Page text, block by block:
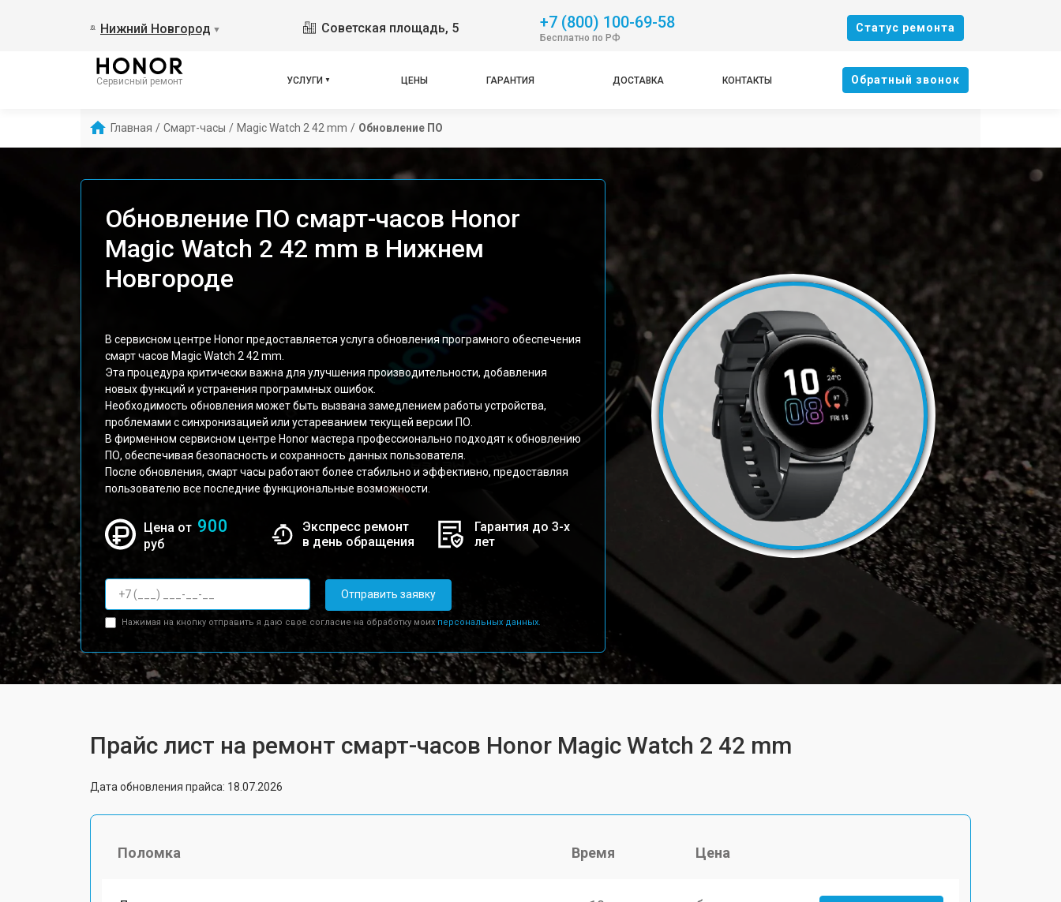
Нижний Новгород ▼ Советская площадь, 5 +7 (800) 100-69-58
Бесплатно по РФ
Cтатус ремонта
Сервисный ремонт УСЛУГИ ЦЕНЫ ГАРАНТИЯ ДОСТАВКА КОНТАКТЫ Oбратный звонок
Главная / Смарт-часы / Magic Watch 2 42 mm / Обновление ПО
Обновление ПО смарт-часов Honor
Magic Watch 2 42 mm в Нижнем
Новгороде
В сервисном центре Honor предоставляется услуга обновления програмного обеспечения
смарт часов Magic Watch 2 42 mm.
Эта процедура критически важна для улучшения производительности, добавления
новых функций и устранения программных ошибок.
Необходимость обновления может быть вызвана замедлением работы устройства,
проблемами с синхронизацией или устареванием текущей версии ПО.
В фирменном сервисном центре Honor мастера профессионально подходят к обновлению
ПО, обеспечивая безопасность и сохранность данных пользователя.
После обновления, смарт часы работают более стабильно и эффективно, предоставляя
пользователю все последние функциональные возможности.
Цена от 900
руб
Экспресс ремонт
в день обращения
Гарантия до 3-х
лет
Отправить заявку
Нажимая на кнопку отправить я даю свое согласие на обработку моих персональных данных.
Прайс лист на ремонт смарт-часов Honor Magic Watch 2 42 mm
Дата обновления прайса: 18.07.2026
Поломка Время Цена